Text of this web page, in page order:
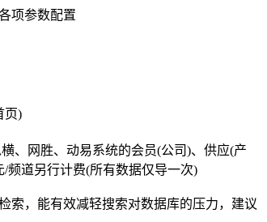
项参数配置
页)
、网胜、动易系统的会员(公司)、供应(产
频道另行计费(所有数据仅导一次)
索，能有效减轻搜索对数据库的压力，建议